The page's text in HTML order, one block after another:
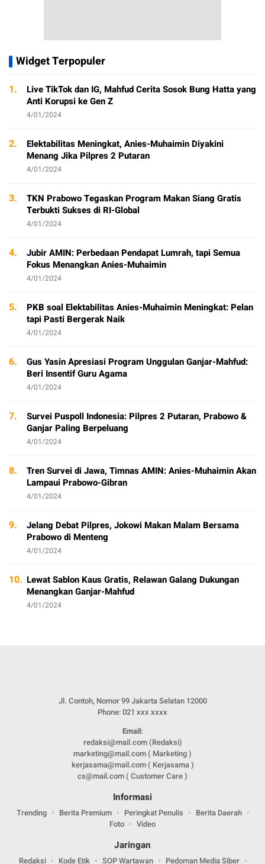
Widget Terpopuler
1.
Live TikTok dan IG, Mahfud Cerita Sosok Bung Hatta yang
Anti Korupsi ke Gen Z
4/01/2024
2.
Elektabilitas Meningkat, Anies-Muhaimin Diyakini
Menang Jika Pilpres 2 Putaran
4/01/2024
3.
TKN Prabowo Tegaskan Program Makan Siang Gratis
Terbukti Sukses di RI-Global
4/01/2024
4.
Jubir AMIN: Perbedaan Pendapat Lumrah, tapi Semua
Fokus Menangkan Anies-Muhaimin
4/01/2024
5.
PKB soal Elektabilitas Anies-Muhaimin Meningkat: Pelan
tapi Pasti Bergerak Naik
4/01/2024
6.
Gus Yasin Apresiasi Program Unggulan Ganjar-Mahfud:
Beri Insentif Guru Agama
4/01/2024
7.
Survei Puspoll Indonesia: Pilpres 2 Putaran, Prabowo &
Ganjar Paling Berpeluang
4/01/2024
8.
Tren Survei di Jawa, Timnas AMIN: Anies-Muhaimin Akan
Lampaui Prabowo-Gibran
4/01/2024
9.
Jelang Debat Pilpres, Jokowi Makan Malam Bersama
Prabowo di Menteng
4/01/2024
10. Lewat Sablon Kaus Gratis, Relawan Galang Dukungan
Menangkan Ganjar-Mahfud
4/01/2024
Jl. Contoh, Nomor 99 Jakarta Selatan 12000
Phone: 021 xxx xxxx
Email:
redaksi@mail.com (Redaksi)
marketing@mail.com ( Marketing )
kerjasama@mail.com ( Kerjasama )
cs@mail.com ( Customer Care )
Informasi
Trending Berita Premium Peringkat Penulis
Berita Daerah
Foto
Video
Jaringan
Redaksi Kode Etik SOP Wartawan Pedoman Media Siber